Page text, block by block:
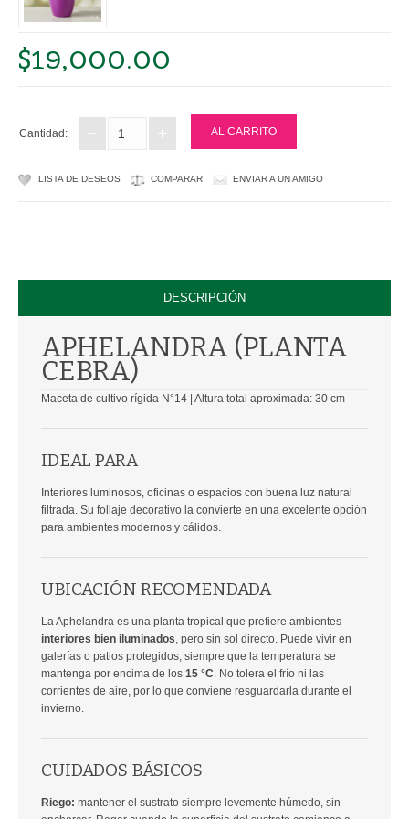
CULTIVO
SUSTRATOS
$19,000.00
Cantidad:
LISTA DE DESEOS COMPARAR ENVIAR A UN AMIGO
DESCRIPCIÓN
APHELANDRA (PLANTA
CEBRA)
Maceta de cultivo rígida N°14 | Altura total aproximada: 30 cm
IDEAL PARA
Interiores luminosos, oficinas o espacios con buena luz natural
filtrada. Su follaje decorativo la convierte en una excelente opción
para ambientes modernos y cálidos.
UBICACIÓN RECOMENDADA
La Aphelandra es una planta tropical que prefiere ambientes
interiores bien iluminados, pero sin sol directo. Puede vivir en
galerías o patios protegidos, siempre que la temperatura se
mantenga por encima de los 15 °C. No tolera el frío ni las
corrientes de aire, por lo que conviene resguardarla durante el
invierno.
CUIDADOS BÁSICOS
Riego: mantener el sustrato siempre levemente húmedo, sin